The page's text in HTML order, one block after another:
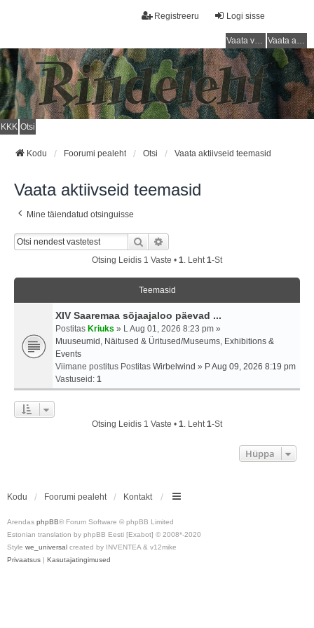
Logi sisse
Registreeru
Vaata vastamata teemasi Vaata aktiivseid teemasid
KKK Otsi
Kodu Foorumi pealeht Otsi Vaata aktiivseid teemasid
Vaata aktiivseid teemasid
Mine täiendatud otsinguisse
Otsi
Otsing Leidis 1 Vaste • 1. Leht1-st
Teemasid
XIV Saaremaa sõjaajaloo päevad ...
Postitas Kriuks » L Aug 01, 2026 8:23 pm »
Muuseumid, Näitused & Üritused/Museums, Exhibitions &
Events
Viimane postitus Postitas Wirbelwind » P Aug 09, 2026 8:19 pm
Vastuseid: 1
Otsing Leidis 1 Vaste • 1. Leht1-st
Hüppa
Kodu Foorumi pealeht Kontakt
Arendas phpBB® Forum Software © phpBB Limited
Estonian translation by phpBB Eesti [Exabot] © 2008*-2020
Style we_universal created by INVENTEA & v12mike
Privaatsus | Kasutajatingimused